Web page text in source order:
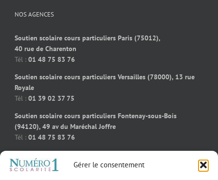
Gérer le consentement
NOS AGENCES
Soutien scolaire cours particuliers Paris (75012),
40 rue de Charenton
Tél : 01 48 75 83 76
Soutien scolaire cours particuliers Versailles (78000), 13 rue
Royale
Tél : 01 39 02 37 75
Soutien scolaire cours particuliers Fontenay-sous-Bois
(94120), 49 av du Maréchal Joffre
Tél : 01 48 75 83 76
rue des bourguignons